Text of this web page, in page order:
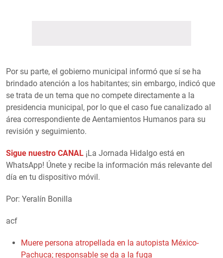
Por su parte, el gobierno municipal informó que sí se ha
brindado atención a los habitantes; sin embargo, indicó que
se trata de un tema que no compete directamente a la
presidencia municipal, por lo que el caso fue canalizado al
área correspondiente de Aentamientos Humanos para su
revisión y seguimiento.
Sigue nuestro CANAL ¡La Jornada Hidalgo está en
WhatsApp! Únete y recibe la información más relevante del
día en tu dispositivo móvil.
Por: Yeralín Bonilla
acf
Muere persona atropellada en la autopista México-
Pachuca; responsable se da a la fuga